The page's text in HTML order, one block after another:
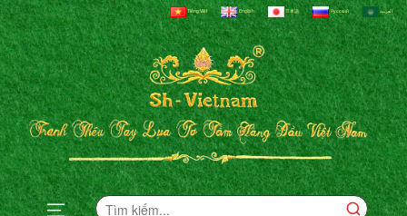
Tiếng Việt English 日本語 Русский العربية